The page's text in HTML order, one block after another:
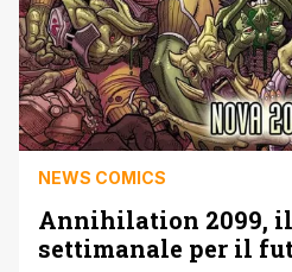
NEWS COMICS
Annihilation 2099,
settimanale per il